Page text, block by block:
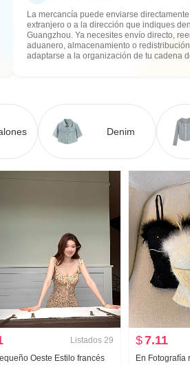
La mercancía puede enviarse
extranjero o a la dirección que indiques
Guangzhou. Ya necesites envío directo,
aduanero, almacenamiento o
adaptarse a la organización de tu cadena
Denim
Listados 29
Oeste Estilo francés
$7.11
En Fotografía